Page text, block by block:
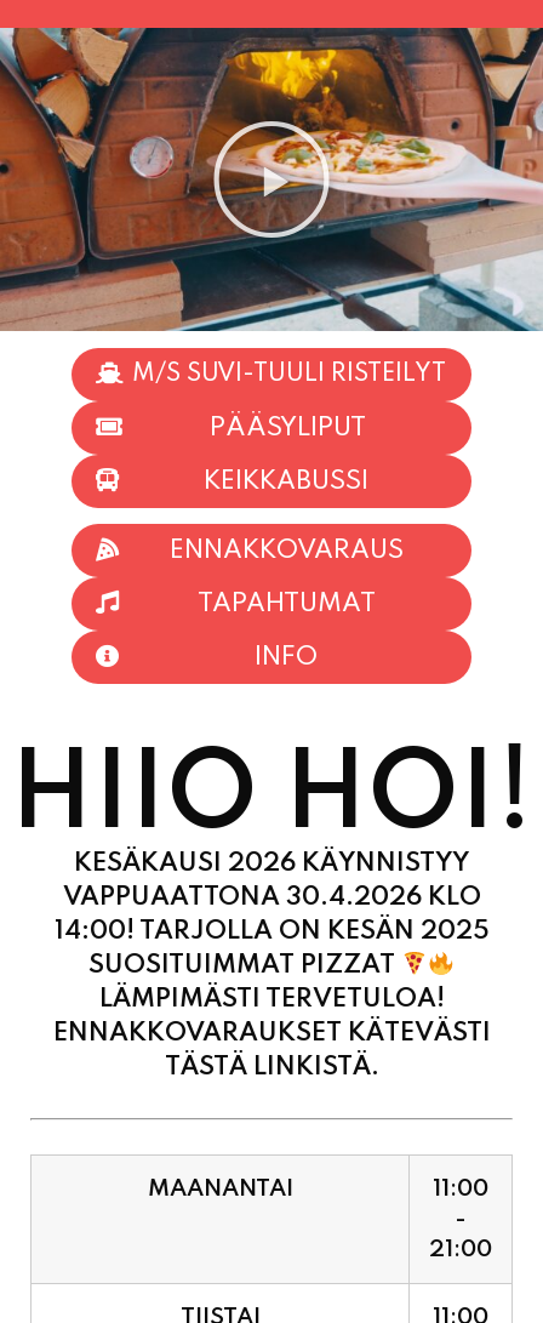
M/S SUVI-TUULI RISTEILYT
PÄÄSYLIPUT
KEIKKABUSSI
ENNAKKOVARAUS
TAPAHTUMAT
INFO
HIIO HOI!
KESÄKAUSI 2026 KÄYNNISTYY
VAPPUAATTONA 30.4.2026 KLO
14:00! TARJOLLA ON KESÄN 2025
SUOSITUIMMAT PIZZAT
LÄMPIMÄSTI TERVETULOA!
ENNAKKOVARAUKSET KÄTEVÄSTI
TÄSTÄ LINKISTÄ.
21:00
11:00